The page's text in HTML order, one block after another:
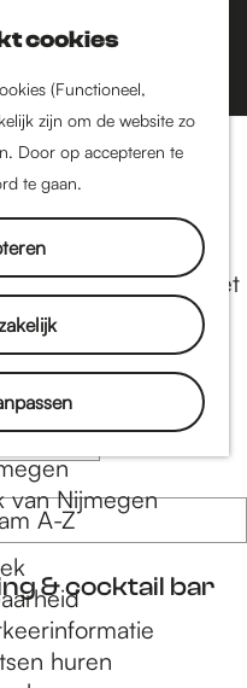
cookies
(Functioneel,
zijn om de website zo
Door op accepteren te
te gaan.stad van
tijdlijn
Limes
van Nijmegen
Nijmegen
van
van Nijmegen
huren
tapas eten met
Hieronder een
in Nijmegen.
& cocktail bar